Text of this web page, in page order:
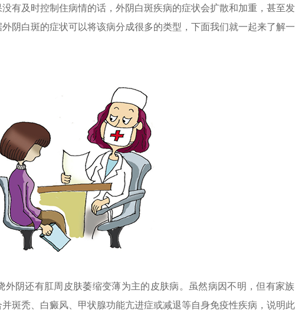
有及时控制住病情的话，外阴白斑疾病的症状会扩散和加重，甚至
阴白斑的症状可以将该病分成很多的类型，下面我们就一起来了解
阴还有肛周皮肤萎缩变薄为主的皮肤病。虽然病因不明，但有家
斑秃、白癜风、甲状腺功能亢进症或减退等自身免疫性疾病，说明